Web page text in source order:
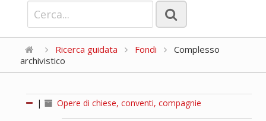
Ricerca guidata Fondi
Complesso
archivistico
| Opere di chiese, conventi, compagnie